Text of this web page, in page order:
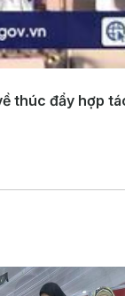
thúc đẩy hợp